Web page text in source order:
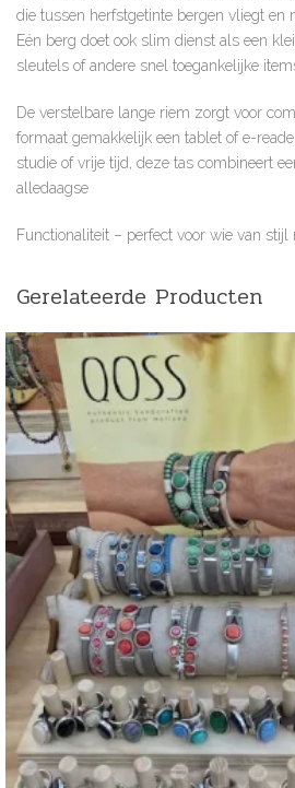
die tussen herfstgetinte bergen vliegt en
Eén berg doet ook slim dienst als een
sleutels of andere snel toegankelijke
De verstelbare lange riem zorgt voor
formaat gemakkelijk een tablet of e-
studie of vrije tijd, deze tas combineert
alledaagse
Functionaliteit – perfect voor wie van stijl
Gerelateerde Producten